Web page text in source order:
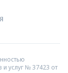
и услуг № 37423 от